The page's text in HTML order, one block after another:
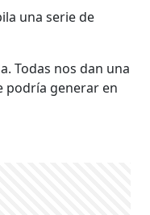
una serie de
Todas nos dan una
podría generar en